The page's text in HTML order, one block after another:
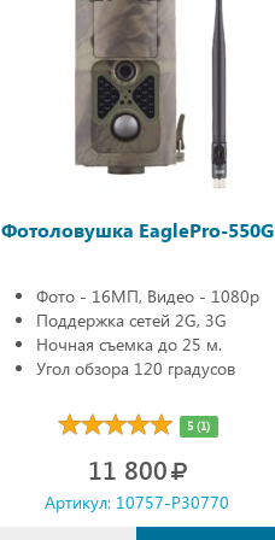
Фотоловушка EaglePro-550G
Фото - 16МП, Видео - 1080р
Поддержка сетей 2G, 3G
Ночная съемка до 25 м.
Угол обзора 120 градусов
5 (1)
11 800
Артикул: 10757-P30770